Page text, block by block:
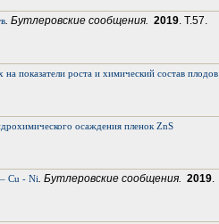
. Бутлеровские сообщения. 2019. Т.57.
показатели роста и химический состав плодов
осаждения пленок ZnS
Cu - Ni. Бутлеровские сообщения. 2019.